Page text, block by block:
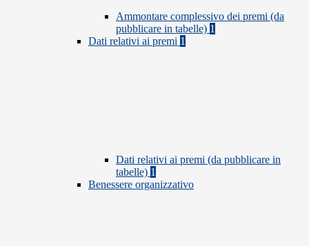
Ammontare complessivo dei premi (da
pubblicare in tabelle) 1
Dati relativi ai premi 1
Dati relativi ai premi (da pubblicare in
tabelle) 1
Benessere organizzativo